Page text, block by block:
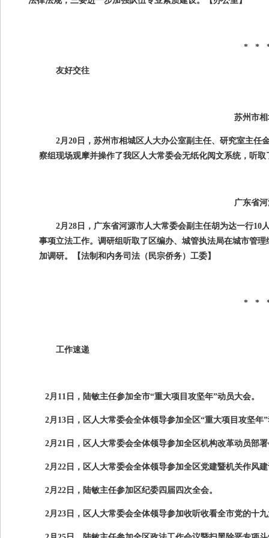
* *
友好交往
苏州市
2月 20 日，苏州市相城区人大办公室副主任、研究室主任
察组现场观摩并操作了我区人大常委会无纸化阅文系统，听
广东省
2月 28 日，广东省河源市人大常委会副主任胡为达一行10
事项立法工作。调研组听取了区编办、城管执法局在城市管
加调研。
【法制和内务司法（民宗侨务）工委】
* *
工作速递
2月 11 日，陆敏主任参加全市“重大项目攻坚年”动员大会。
2月 13 日，区人大常委会全体领导参加全区“重大项目攻坚
2月21 日，区人大常委会全体领导参加全区机构改革动员部
2月22 日，区人大常委会全体领导参加全区党建暨机关作风
2月22 日，陆敏主任参加区纪委四届四次全会。
2月23 日，区人大常委会全体领导参加收听收看全市党的十